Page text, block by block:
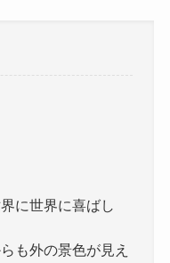
に世界に喜ばし
も外の景色が見え